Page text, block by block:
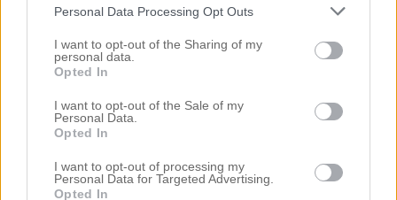
Personal Data Processing Opt Outs
I want to opt-out of the Sharing of my
personal data.
Opted In
I want to opt-out of the Sale of my
Personal Data.
Opted In
I want to opt-out of processing my
Personal Data for Targeted Advertising.
Opted In
TIPS: VÄRMESKYDDANDE LOTION
17 januari 2015, 15:22
Jag tror att jag hade tipsat om detta värmeskydd
innan men nu så jag har använt denna under så
lång tid på mina kunder så jag vill ge er en full